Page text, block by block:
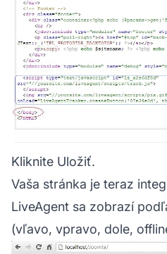
Kliknite Uložiť.
Vaša stránka je teraz
LiveAgent sa zobrazí
(vľavo, vpravo, dole,